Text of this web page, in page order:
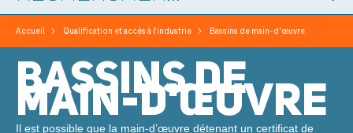
Accueil > Qualification et accès à l’industrie > Bassins de main-d'œuvre
BASSINS DE
MAIN-D'ŒUVRE
Il est possible que la main-d’œuvre détenant un certificat de